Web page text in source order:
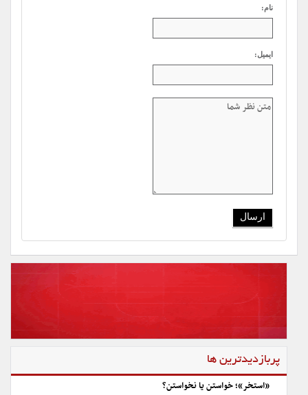
نام:
ایمیل:
پربازدیدترین ها
«استخر»؛ خواستن یا نخواستن؟